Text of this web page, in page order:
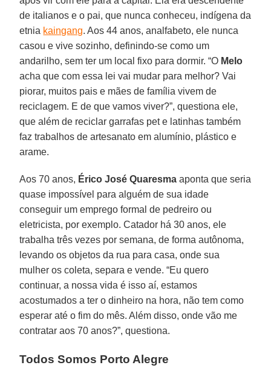
de italianos e o pai, que nunca conheceu, indígena da
etnia kaingang. Aos 44 anos, analfabeto, ele nunca
casou e vive sozinho, definindo-se como um
andarilho, sem ter um local fixo para dormir. “O Melo
acha que com essa lei vai mudar para melhor? Vai
piorar, muitos pais e mães de família vivem de
reciclagem. E de que vamos viver?”, questiona ele,
que além de reciclar garrafas pet e latinhas também
faz trabalhos de artesanato em alumínio, plástico e
arame.
Aos 70 anos, Érico José Quaresma aponta que seria
quase impossível para alguém de sua idade
conseguir um emprego formal de pedreiro ou
eletricista, por exemplo. Catador há 30 anos, ele
trabalha três vezes por semana, de forma autônoma,
levando os objetos da rua para casa, onde sua
mulher os coleta, separa e vende. “Eu quero
continuar, a nossa vida é isso aí, estamos
acostumados a ter o dinheiro na hora, não tem como
esperar até o fim do mês. Além disso, onde vão me
contratar aos 70 anos?”, questiona.
Todos Somos Porto Alegre